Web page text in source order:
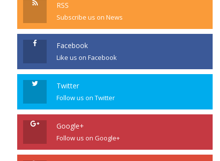
RSS
Subscribe us on News
Facebook
Like us on Facebook
Twitter
Follow us on Twitter
Google+
Follow us on Google+